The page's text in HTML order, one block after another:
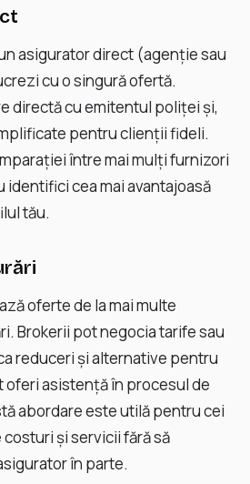
asigurator direct (agenție sau
cu o singură ofertă.
directă cu emitentul poliței și,
pentru clienții fideli.
între mai mulți furnizori
identifici cea mai avantajoasă
tău.
oferte de la mai multe
Brokerii pot negocia tarife sau
reduceri și alternative pentru
oferi asistență în procesul de
abordare este utilă pentru cei
și servicii fără să
în parte.